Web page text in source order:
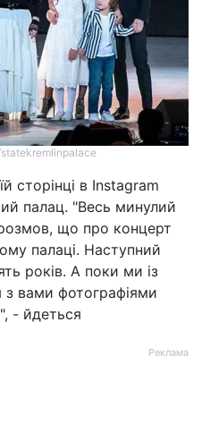
сторінці в Instagram
палац. "Весь минулий
що про концерт
палаці. Наступний
років. А поки ми із
вами фотографіями
- йдеться
Реклама